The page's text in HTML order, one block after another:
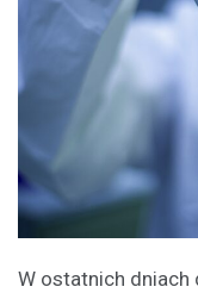
W ostatnich dniach